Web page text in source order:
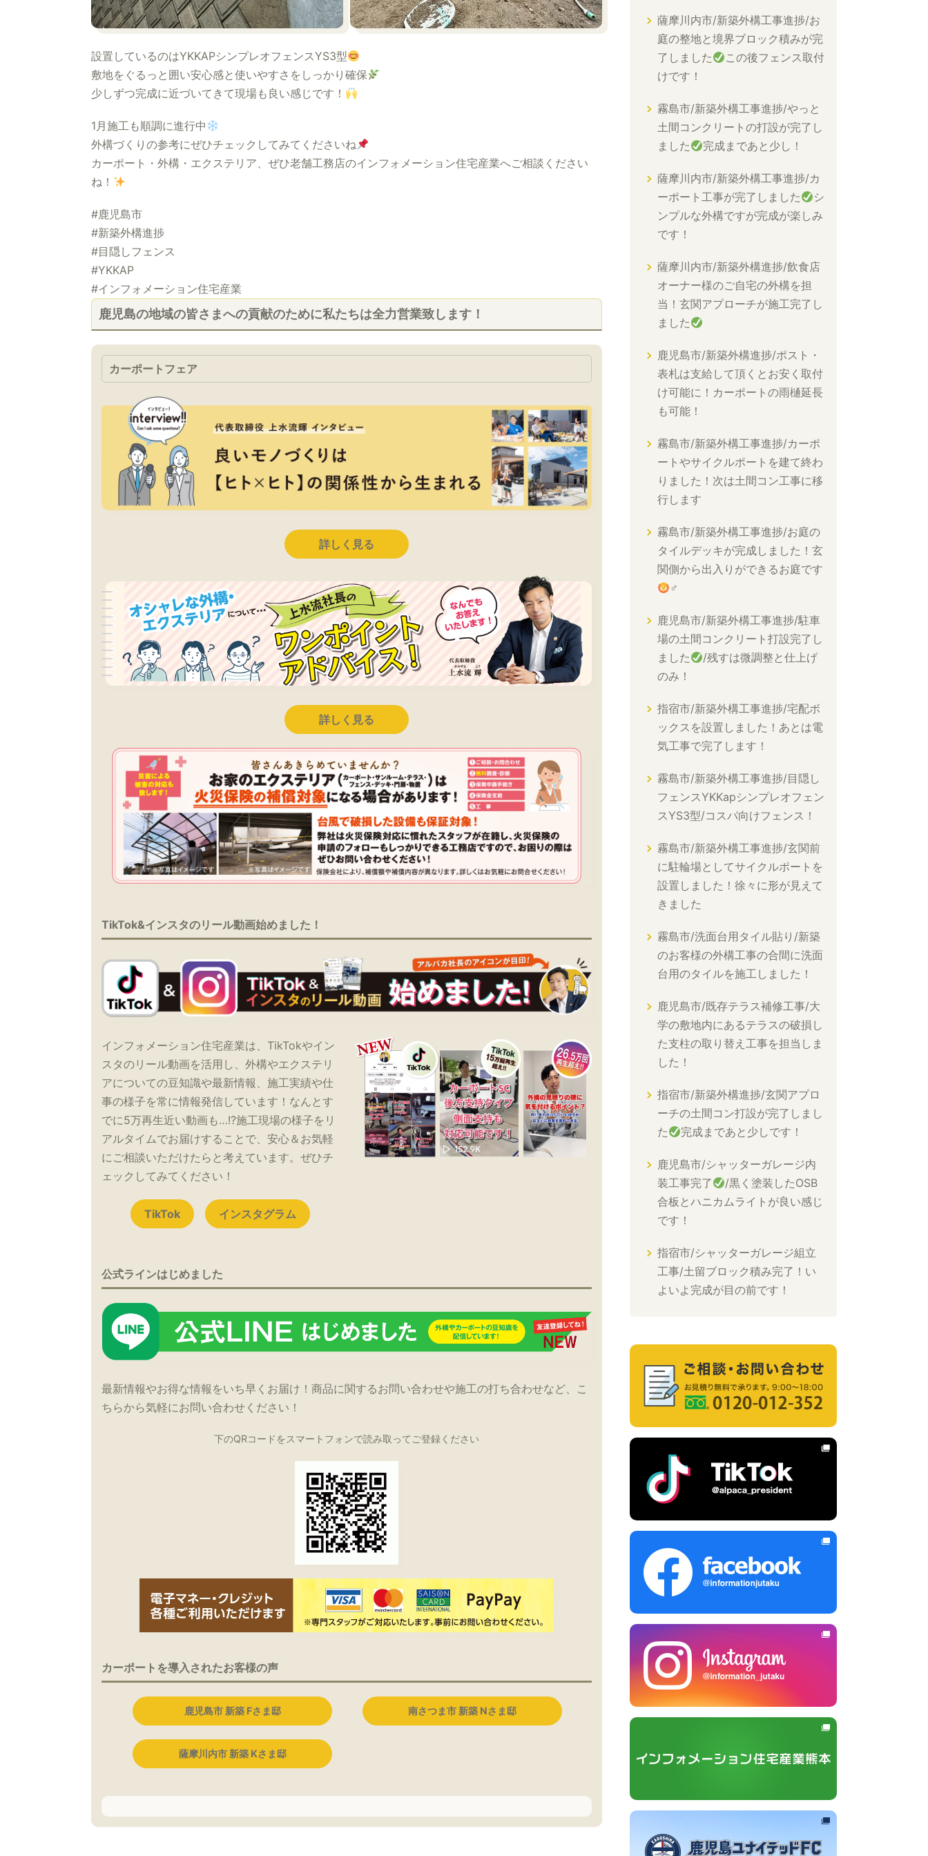
設置しているのはYKKAPシンプレオフェンスYS3型
敷地をぐるっと囲い安心感と使いやすさをしっかり確保
少しずつ完成に近づいてきて現場も良い感じです！
1月施工も順調に進行中
外構づくりの参考にぜひチェックしてみてくださいね
カーポート・外構・エクステリア、ぜひ老舗工務店のインフォメーション住宅産業へご相談ください
ね！
#鹿児島市
#新築外構進捗
#目隠しフェンス
#YKKAP
#インフォメーション住宅産業
鹿児島の地域の皆さまへの貢献のために私たちは全力営業致します！
カーポートフェア
詳しく見る
詳しく見る
TikTok&インスタのリール動画始めました！
インフォメーション住宅産業は、TikTokやイン
スタのリール動画を活用し、外構やエクステリ
アについての豆知識や最新情報、施工実績や仕
事の様子を常に情報発信しています！なんとす
でに5万再生近い動画も…!?施工現場の様子をリ
アルタイムでお届けすることで、安心＆お気軽
にご相談いただけたらと考えています。ぜひチ
ェックしてみてください！
TikTok インスタグラム
公式ラインはじめました
最新情報やお得な情報をいち早くお届け！商品に関するお問い合わせや施工の打ち合わせなど、こ
ちらから気軽にお問い合わせください！
下のQRコードをスマートフォンで読み取ってご登録ください
カーポートを導入されたお客様の声
鹿児島市 新築 Fさま邸 南さつま市 新築 Nさま邸
薩摩川内市 新築 Kさま邸
薩摩川内市/新築外構工事進捗/お
庭の整地と境界ブロック積みが完
了しました
この後フェンス取付
けです！
霧島市/新築外構工事進捗/やっと
土間コンクリートの打設が完了し
ました
完成まであと少し！
薩摩川内市/新築外構工事進捗/カ
ーポート工事が完了しました
シ
ンプルな外構ですが完成が楽しみ
です！
薩摩川内市/新築外構進捗/飲食店
オーナー様のご自宅の外構を担
当！玄関アプローチが施工完了し
ました
鹿児島市/新築外構進捗/ポスト・
表札は支給して頂くとお安く取付
け可能に！カーポートの雨樋延長
も可能！
霧島市/新築外構工事進捗/カーポ
ートやサイクルポートを建て終わ
りました！次は土間コン工事に移
行します
霧島市/新築外構工事進捗/お庭の
タイルデッキが完成しました！玄
関側から出入りができるお庭です
‍♂
鹿児島市/新築外構工事進捗/駐車
場の土間コンクリート打設完了し
ました
/残すは微調整と仕上げ
のみ！
指宿市/新築外構工事進捗/宅配ボ
ックスを設置しました！あとは電
気工事で完了します！
霧島市/新築外構工事進捗/目隠し
フェンスYKKapシンプレオフェン
スYS3型/コスパ向けフェンス！
霧島市/新築外構工事進捗/玄関前
に駐輪場としてサイクルポートを
設置しました！徐々に形が見えて
きました
霧島市/洗面台用タイル貼り/新築
のお客様の外構工事の合間に洗面
台用のタイルを施工しました！
鹿児島市/既存テラス補修工事/大
学の敷地内にあるテラスの破損し
た支柱の取り替え工事を担当しま
した！
指宿市/新築外構進捗/玄関アプロ
ーチの土間コン打設が完了しまし
た
完成まであと少しです！
鹿児島市/シャッターガレージ内
装工事完了
/黒く塗装したOSB
合板とハニカムライトが良い感じ
です！
指宿市/シャッターガレージ組立
工事/土留ブロック積み完了！い
よいよ完成が目の前です！